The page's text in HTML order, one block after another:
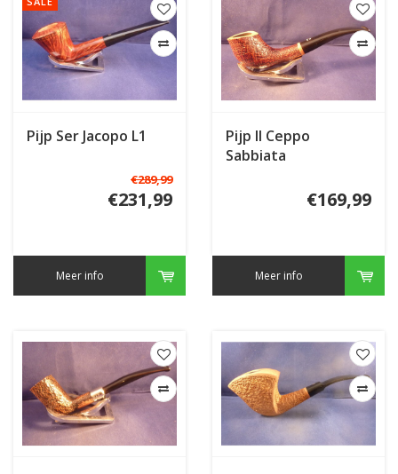
Pijp Ser Jacopo L1
€289,99
€231,99
Meer info
Pijp Il Ceppo
Sabbiata
€169,99
Meer info